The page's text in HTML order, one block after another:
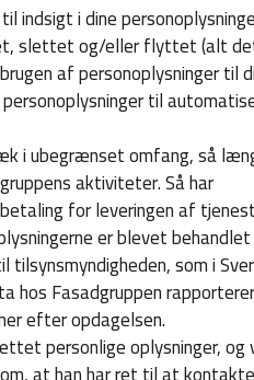
indsigt i dine
slettet og/eller flyttet (alt
af ​​personoplysninger til
til
i ubegrænset omfang, så
aktiviteter. Så har
for leveringen af
er blevet
som i
hos Fasadgruppen rapporterer
efter opdagelsen.
personlige oplysninger,